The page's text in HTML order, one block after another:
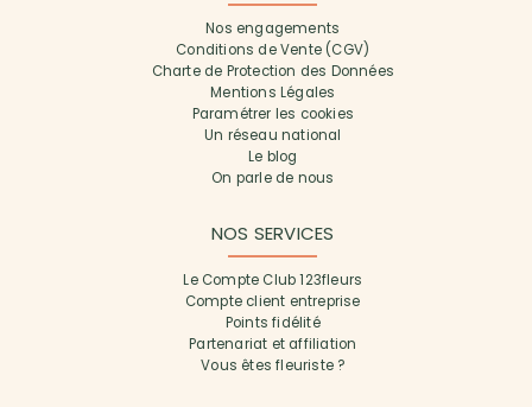
Nos engagements
Conditions de Vente (CGV)
Charte de Protection des Données
Mentions Légales
Paramétrer les cookies
Un réseau national
Le blog
On parle de nous
NOS SERVICES
Le Compte Club 123fleurs
Compte client entreprise
Points fidélité
Partenariat et affiliation
Vous êtes fleuriste ?